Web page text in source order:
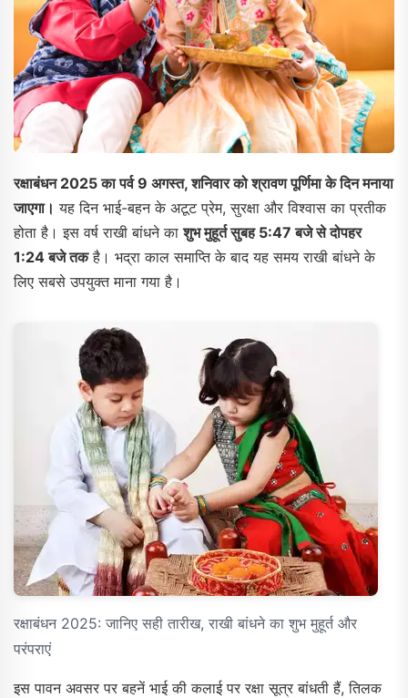
रक्षाबंधन 2025 का पर्व 9 अगस्त, शनिवार को श्रावण पूर्णिमा के दिन मनाया
जाएगा। यह दिन भाई-बहन के अटूट प्रेम, सुरक्षा और विश्वास का प्रतीक
होता है। इस वर्ष राखी बांधने काशुभ मुहूर्त सुबह 5:47 बजे से दोपहर
1:24 बजे तकहै। भद्रा काल समाप्ति के बाद यह समय राखी बांधने के
लिए सबसे उपयुक्त माना गया है।
रक्षाबंधन 2025: जानिए सही तारीख, राखी बांधने का शुभ मुहूर्त और
परंपराएं
इस पावन अवसर पर बहनें भाई की कलाई पर रक्षा सूत्र बांधती हैं, तिलक